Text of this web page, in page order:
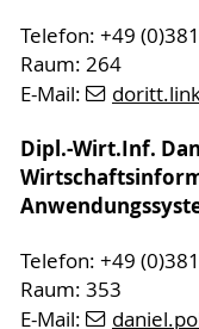
Telefon: +49
Raum: 264
E-Mail:
Dipl.-Wirt.Inf.
Telefon: +49
Raum: 353
E-Mail: